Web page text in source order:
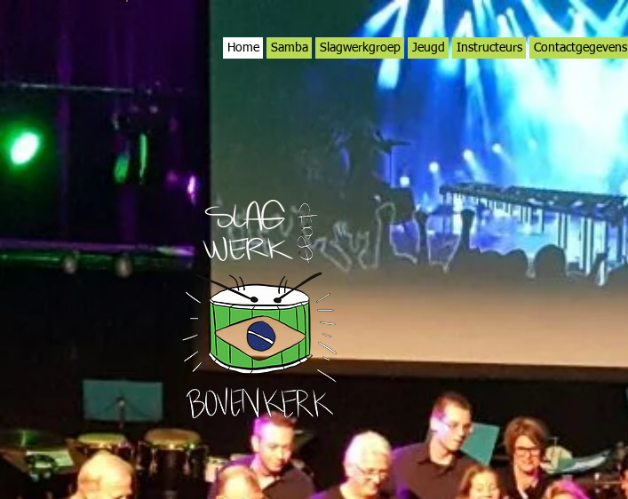
Home Samba Slagwerkgroep Jeugd Instructeurs Contactgegevens